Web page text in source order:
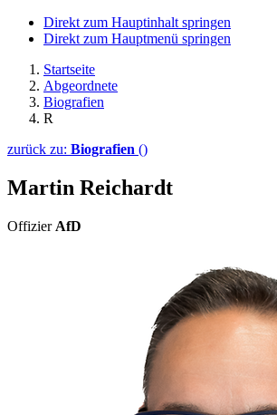
Direkt zum Hauptinhalt springen
Direkt zum Hauptmenü springen
Startseite
Abgeordnete
Biografien
R
zurück zu: Biografien ()
Martin Reichardt
Offizier AfD